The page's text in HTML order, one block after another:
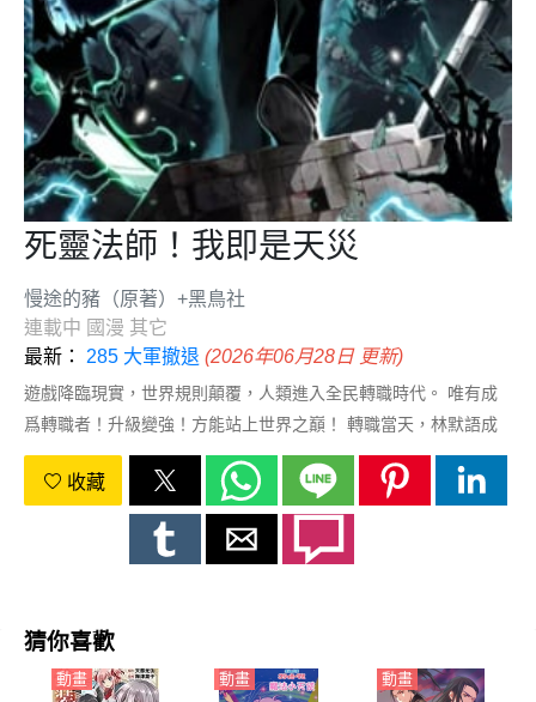
死靈法師！我即是天災
慢途的豬（原著）+黑鳥社
連載中 國漫 其它
最新： 285 大軍撤退 (2026年06月28日 更新)
遊戲降臨現實，世界規則顛覆，人類進入全民轉職時代。 唯有成
爲轉職者！升級變強！方能站上世界之巔！ 轉職當天，林默語成
爲唯一性隱藏職業，死靈法師。 從此召喚物不死絕，林默語便不
會死。 “我高坐骸骨神座，行走生死之間。” “我即是天災！”（獨
家/每週六更新 責編：石橋）
收藏
猜你喜歡
動畫 動畫 動畫